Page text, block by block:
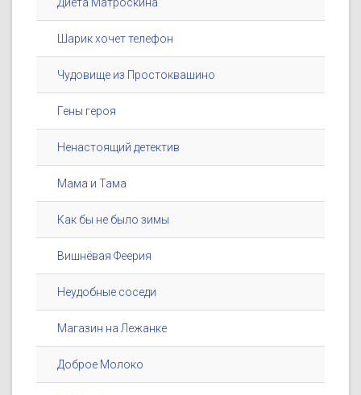
Диета Матроскина
Шарик хочет телефон
Чудовище из Простоквашино
Гены героя
Ненастоящий детектив
Мама и Тама
Как бы не было зимы
Вишнёвая Феерия
Неудобные соседи
Магазин на Лежанке
Доброе Молоко